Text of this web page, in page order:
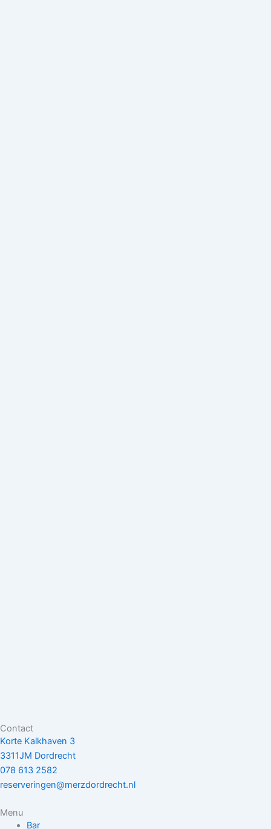
Contact
Korte Kalkhaven 3
3311JM Dordrecht
078 613 2582
reserveringen@merzdordrecht.nl
Menu
Bar